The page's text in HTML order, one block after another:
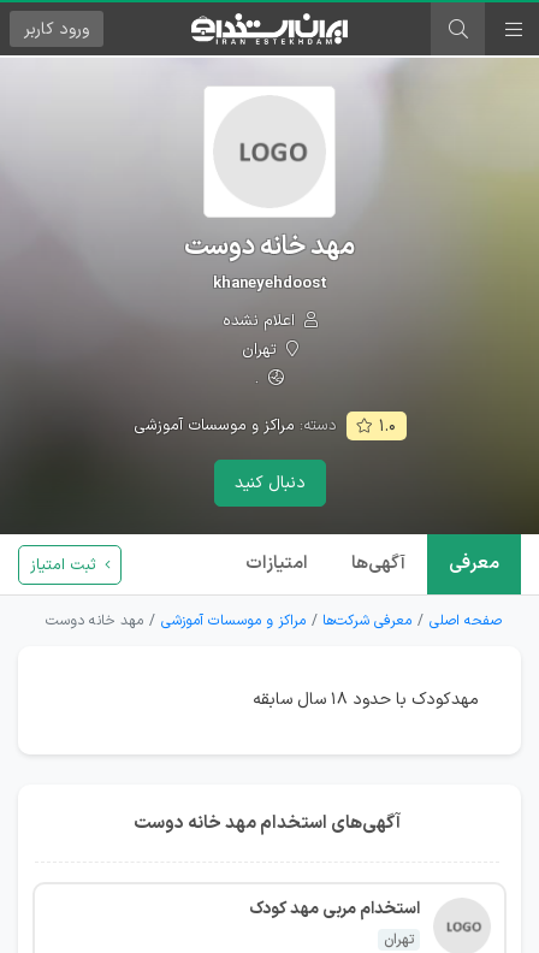
ورود کاربر
مهد خانه دوست
khaneyehdoost
اعلام نشده
تهران
.
۱.۰ دسته:مراکز و موسسات آموزشی
دنبال کنید
معرفی آگهی‌ها امتیازات ثبت امتیاز
صفحه اصلی معرفی شرکت‌ها مراکز و موسسات آموزشی مهد خانه دوست
مهدکودک با حدود ۱۸ سال سابقه
آگهی‌های استخدام مهد خانه دوست
استخدام مربی مهد کودک
تهران